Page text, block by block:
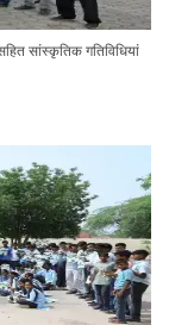
सांस्कृतिक गतिविधियां